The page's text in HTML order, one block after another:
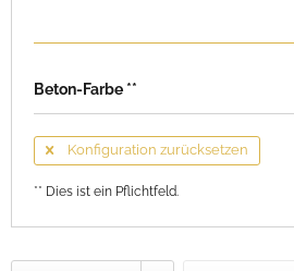
Beton-Farbe **
Konfiguration zurücksetzen
** Dies ist ein Pflichtfeld.